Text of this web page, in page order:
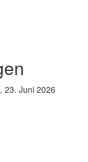
23. Juni 2026